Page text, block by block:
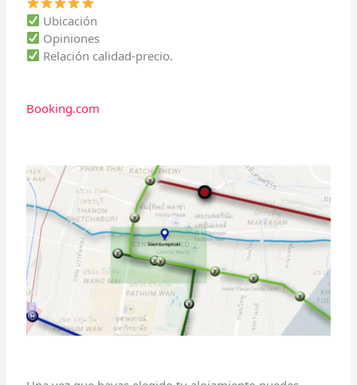
Ubicación
Opiniones
Relación calidad-precio.
Booking.com